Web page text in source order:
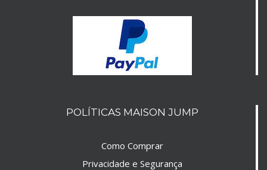
POLÍTICAS MAISON JUMP
Como Comprar
Privacidade e Segurança